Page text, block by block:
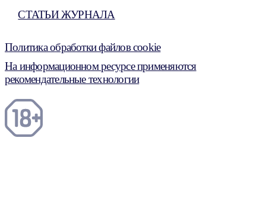
СТАТЬИ ЖУРНАЛА
Политика обработки файлов cookie
На информационном ресурсе применяются
рекомендательные технологии